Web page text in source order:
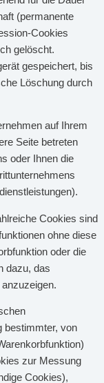
(permanente
Cookies
gelöscht.
gespeichert, bis
Löschung durch
auf Ihrem
Seite betreten
oder Ihnen die
Cookies sind
ohne diese
oder die
dazu, das
bestimmter, von
zur Messung
Cookies),